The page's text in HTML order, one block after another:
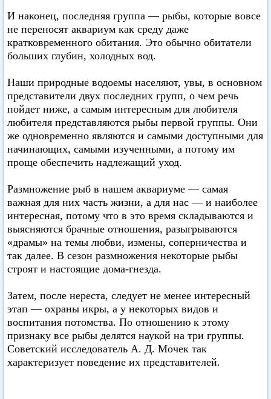
И наконец, последняя группа — рыбы, которые вовсе
не переносят аквариум как среду даже
кратковременного обитания. Это обычно обитатели
больших глубин, холодных вод.
Наши природные водоемы населяют, увы, в основном
представители двух последних групп, о чем речь
пойдет ниже, а самым интересным для любителя
любителя представляются рыбы первой группы. Они
же одновременно являются и самыми доступными для
начинающих, самыми изученными, а потому им
проще обеспечить надлежащий уход.
Размножение рыб в нашем аквариуме — самая
важная для них часть жизни, а для нас — и наиболее
интересная, потому что в это время складываются и
выясняются брачные отношения, разыгрываются
«драмы» на темы любви, измены, соперничества и
так далее. В сезон размножения некоторые рыбы
строят и настоящие дома-гнезда.
Затем, после нереста, следует не менее интересный
этап — охраны икры, а у некоторых видов и
воспитания потомства. По отношению к этому
признаку все рыбы делятся наукой на три группы.
Советский исследователь А. Д. Мочек так
характеризует поведение их представителей.